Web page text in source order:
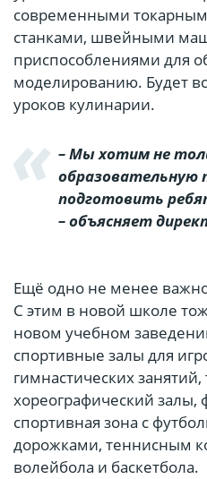
современными
станками, швейными
приспособлениями для
моделированию. Будет
уроков кулинарии.
– Мы хотим не
образовательную
подготовить
– объясняет
Ещё одно не менее
С этим в новой школе
новом учебном
спортивные залы для
гимнастических
хореографический залы,
спортивная зона с
дорожками, теннисным
волейбола и баскетбола.